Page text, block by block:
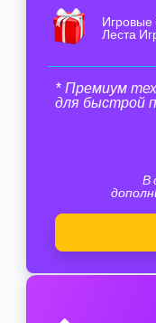
Игровые
Леста
* Премиум
для быстрой
В